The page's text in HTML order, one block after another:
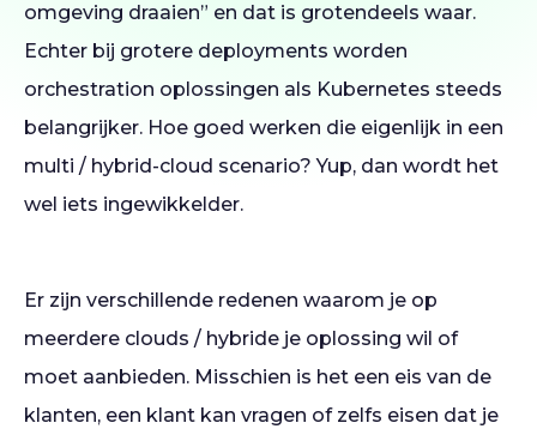
omgeving draaien” en dat is grotendeels waar.
Echter bij grotere deployments worden
orchestration oplossingen als Kubernetes steeds
belangrijker. Hoe goed werken die eigenlijk in een
multi / hybrid-cloud scenario? Yup, dan wordt het
wel iets ingewikkelder.
Er zijn verschillende redenen waarom je op
meerdere clouds / hybride je oplossing wil of
moet aanbieden. Misschien is het een eis van de
klanten, een klant kan vragen of zelfs eisen dat je